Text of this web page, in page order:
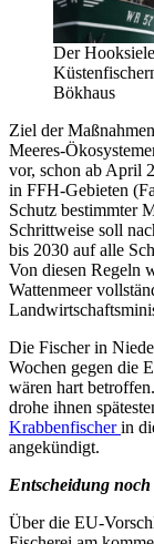
Der
Bökhaus
Ziel der
Meeres-
vor, schon ab April
in FFH-Gebieten
Schutz bestimmter
Schrittweise soll
bis 2030 auf alle
Von diesen Regeln
Wattenmeer
Die Fischer in
Wochen gegen die
wären hart
drohe ihnen
Krabbenfischerin
angekündigt.
Entscheidung noch
Über die EU-